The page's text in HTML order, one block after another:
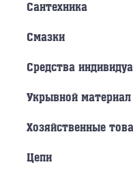
Сантехника
Смазки
Средства
Укрывной материал
Хозяйственные
Цепи